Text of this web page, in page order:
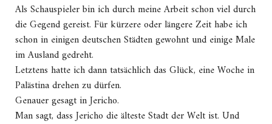
Als Schauspieler bin ich durch meine Arbeit schon viel durch
die Gegend gereist. Für kürzere oder längere Zeit habe ich
schon in einigen deutschen Städten gewohnt und einige Male
im Ausland gedreht.
Letztens hatte ich dann tatsächlich das Glück, eine Woche in
Palästina drehen zu dürfen.
Genauer gesagt in Jericho.
Man sagt, dass Jericho die älteste Stadt der Welt ist. Und